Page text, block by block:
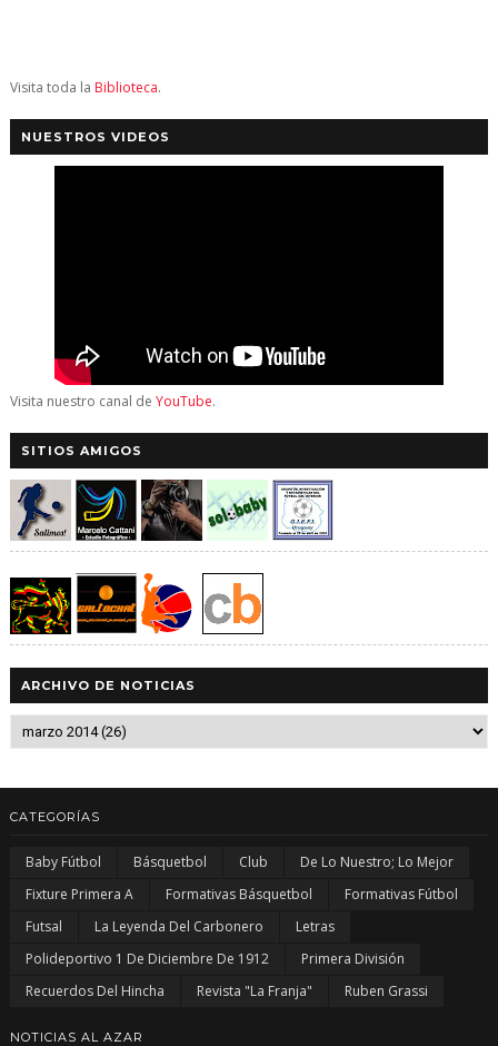
Visita toda la Biblioteca.
NUESTROS VIDEOS
Visita nuestro canal de YouTube.
SITIOS AMIGOS
ARCHIVO DE NOTICIAS
CATEGORÍAS
Baby Fútbol Básquetbol Club
De Lo Nuestro; Lo Mejor
Fixture Primera A
Formativas Básquetbol
Formativas Fútbol
Futsal
La Leyenda Del Carbonero
Letras
Polideportivo 1 De Diciembre De 1912
Primera División
Recuerdos Del Hincha
Revista "La Franja" Ruben Grassi
NOTICIAS AL AZAR